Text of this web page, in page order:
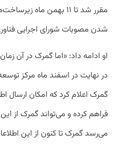
مقرر شد تا ۱۱ بهمن ماه
شدن مصوبات شورای اجرایی
او ادامه داد: «اما گمرک در آن
در نهایت در اسفند ماه مرکز
گمرک اعلام کرد که امکان ارسال
فراهم کرده و می‌تواند گمرک از
می‌رسد گمرک تا کنون از این